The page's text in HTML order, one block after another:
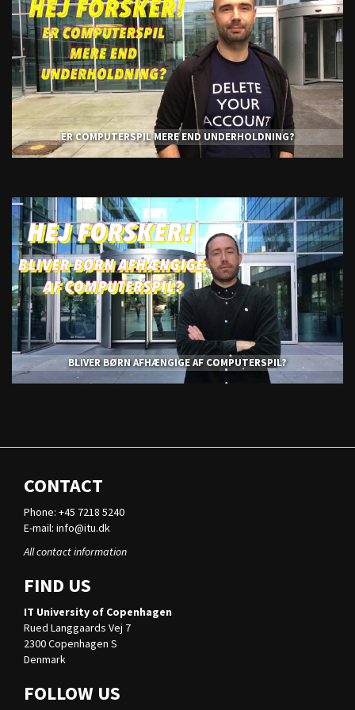
ER COMPUTERSPIL MERE END UNDERHOLDNING?
BLIVER BØRN AFHÆNGIGE AF COMPUTERSPIL?
CONTACT
Phone: +45 7218 5240
E-mail: info@itu.dk
All contact information
FIND US
IT University of Copenhagen
Rued Langgaards Vej 7
2300 Copenhagen S
Denmark
FOLLOW US